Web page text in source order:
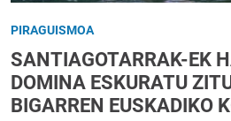
PIRAGUISMOA
SANTIAGOTARRAK-EK
DOMINA ESKURATU
BIGARREN EUSKADIKO